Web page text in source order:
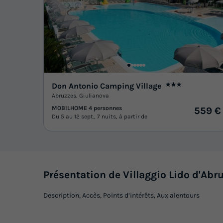
Don Antonio Camping Village
★★★
Abruzzes, Giulianova
MOBILHOME 4 personnes
Du 5 au 12 sept., 7 nuits, à partir de
559 €
Présentation de Villaggio Lido
Description, Accès, Points d’intérêts, Aux alentours